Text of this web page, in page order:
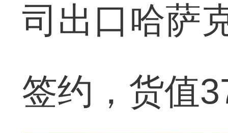
司出口哈萨
签约，货值